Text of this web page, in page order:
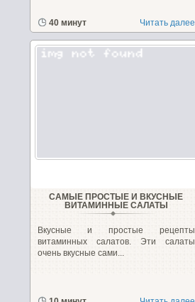
40 минут Читать далее
САМЫЕ ПРОСТЫЕ И ВКУСНЫЕ
ВИТАМИННЫЕ САЛАТЫ
Вкусные и простые рецепты
витаминных салатов. Эти салаты
очень вкусные сами...